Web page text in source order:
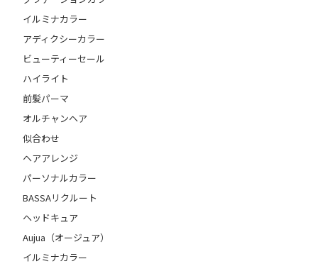
イルミナカラー
アディクシーカラー
ビューティーセール
ハイライト
前髪パーマ
オルチャンヘア
似合わせ
ヘアアレンジ
パーソナルカラー
BASSAリクルート
ヘッドキュア
Aujua（オージュア）
イルミナカラー